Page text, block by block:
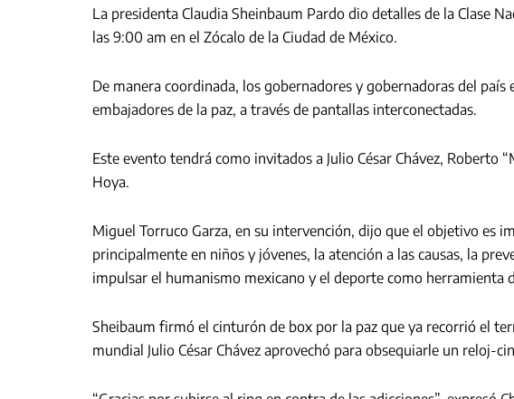
La presidenta Claudia Sheinbaum Pardo dio detalles de la Clase
las 9:00 am en el Zócalo de la Ciudad de México.
De manera coordinada, los gobernadores y gobernadoras del país
embajadores de la paz, a través de pantallas interconectadas.
Este evento tendrá como invitados a Julio César Chávez, Roberto
Hoya.
Miguel Torruco Garza, en su intervención, dijo que el objetivo es
principalmente en niños y jóvenes, la atención a las causas, la
impulsar el humanismo mexicano y el deporte como herramienta
Sheibaum firmó el cinturón de box por la paz que ya recorrió el
mundial Julio César Chávez aprovechó para obsequiarle un reloj-